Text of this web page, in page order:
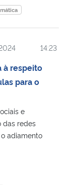
14:23
à respeito
para o
e
das redes
adiamento